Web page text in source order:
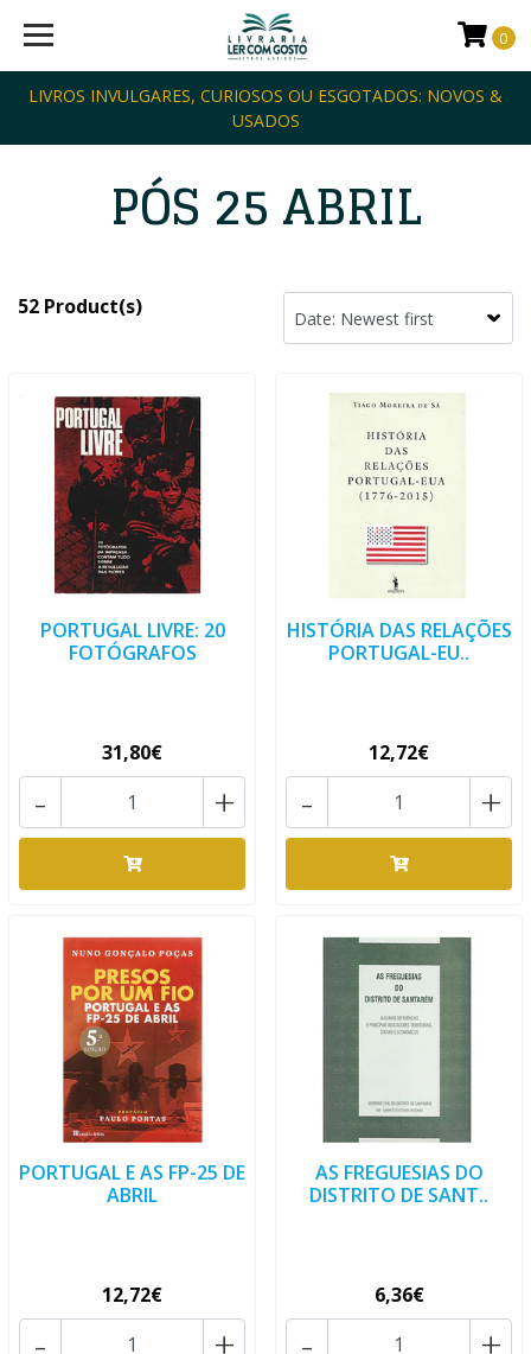
LIVROS INVULGARES, CURIOSOS OU ESGOTADOS: NOVOS &
USADOS
0
PÓS 25 ABRIL
52 Product(s)
PORTUGAL LIVRE: 20
FOTÓGRAFOS
31,80€
+
-
HISTÓRIA DAS RELAÇÕES
PORTUGAL-EU..
12,72€
+
-
PORTUGAL E AS FP-25 DE
ABRIL
12,72€
AS FREGUESIAS DO
DISTRITO DE SANT..
6,36€